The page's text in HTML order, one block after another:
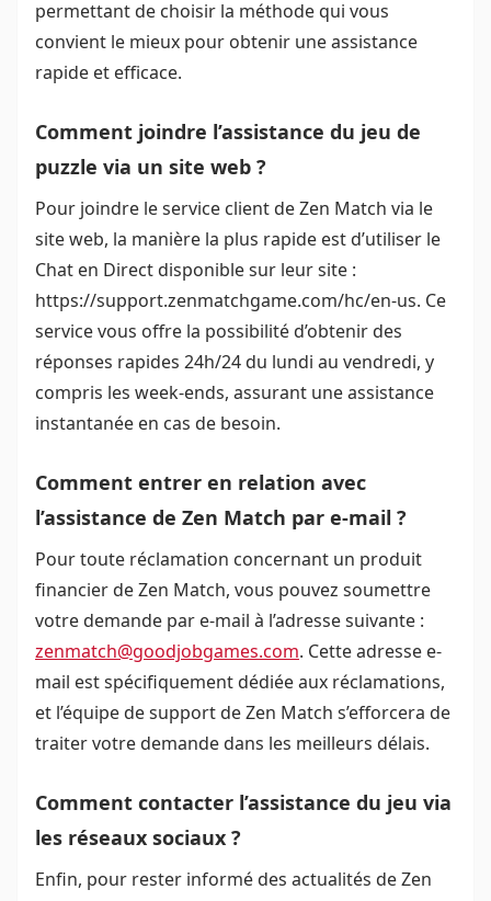
permettant de choisir la méthode qui vous
convient le mieux pour obtenir une assistance
rapide et efficace.
Comment joindre l’assistance du jeu de
puzzle via un site web ?
Pour joindre le service client de Zen Match via le
site web, la manière la plus rapide est d’utiliser le
Chat en Direct disponible sur leur site :
https://support.zenmatchgame.com/hc/en-us. Ce
service vous offre la possibilité d’obtenir des
réponses rapides 24h/24 du lundi au vendredi, y
compris les week-ends, assurant une assistance
instantanée en cas de besoin.
Comment entrer en relation avec
l’assistance de Zen Match par e-mail ?
Pour toute réclamation concernant un produit
financier de Zen Match, vous pouvez soumettre
votre demande par e-mail à l’adresse suivante :
zenmatch@goodjobgames.com. Cette adresse e-
mail est spécifiquement dédiée aux réclamations,
et l’équipe de support de Zen Match s’efforcera de
traiter votre demande dans les meilleurs délais.
Comment contacter l’assistance du jeu via
les réseaux sociaux ?
Enfin, pour rester informé des actualités de Zen